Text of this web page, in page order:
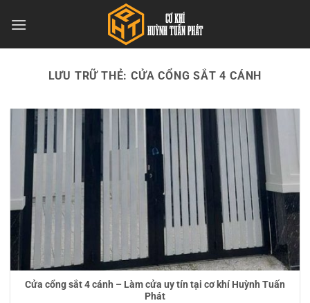
qua
LƯU TRỮ THẺ:CỬA CỔNG SẮT 4 CÁNH
Cửa cổng sắt 4 cánh – Làm cửa uy tín tại cơ khí Huỳnh Tuấn
Phát